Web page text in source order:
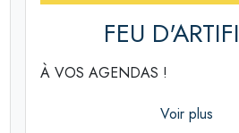
FEU
À VOS AGENDAS !
Voir plus